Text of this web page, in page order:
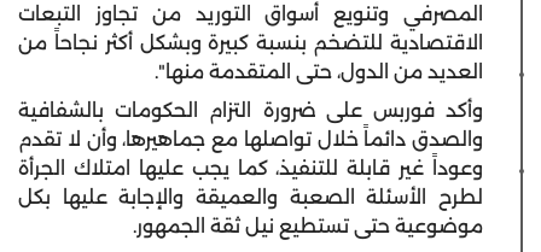
المصرفي وتنويع أسواق التوريد من تجاوز التبعات
الاقتصادية للتضخم بنسبة كبيرة وبشكل أكثر نجاحاً من
العديد من الدول، حتى المتقدمة منها".
وأكد فوربس على ضرورة التزام الحكومات بالشفافية
والصدق دائماً خلال تواصلها مع جماهيرها، وأن لا تقدم
وعوداً غير قابلة للتنفيذ، كما يجب عليها امتلاك الجرأة
لطرح الأسئلة الصعبة والعميقة والإجابة عليها بكل
موضوعية حتى تستطيع نيل ثقة الجمهور.